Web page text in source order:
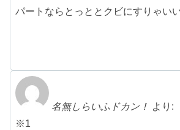
パートならとっととクビにすりゃい
名無しらいふドカン！ より:
※1